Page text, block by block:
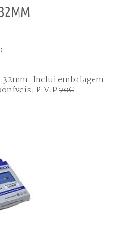
32mm. Inclui embalagem
P.V.P 70€